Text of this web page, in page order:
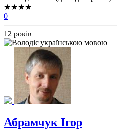
★★★★
0
12 років
Абрамчук Ігор